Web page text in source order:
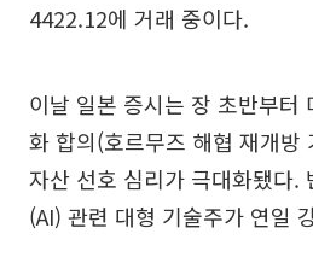
4422.12에 거래 중이다.
이날 일본 증시는 장 초반부터
화 합의(호르무즈 해협 재개방
자산 선호 심리가 극대화됐다.
(AI) 관련 대형 기술주가 연일